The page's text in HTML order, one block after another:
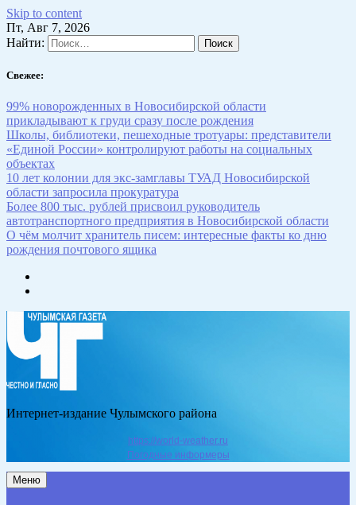
Skip to content
Пт, Авг 7, 2026
Найти:
Свежее:
99% новорожденных в Новосибирской области
прикладывают к груди сразу после рождения
Школы, библиотеки, пешеходные тротуары: представители
«Единой России» контролируют работы на социальных
объектах
10 лет колонии для экс-замглавы ТУАД Новосибирской
области запросила прокуратура
Более 800 тыс. рублей присвоил руководитель
автотранспортного предприятия в Новосибирской области
О чём молчит хранитель писем: интересные факты ко дню
рождения почтового ящика
Интернет-издание Чулымского района
https://world-weather.ru
Погодные информеры
Меню